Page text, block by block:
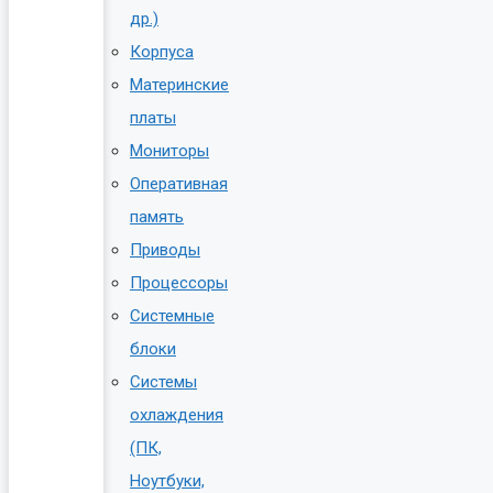
др.)
Корпуса
Материнские
платы
Мониторы
Оперативная
память
Приводы
Процессоры
Системные
блоки
Системы
охлаждения
(ПК,
Ноутбуки,